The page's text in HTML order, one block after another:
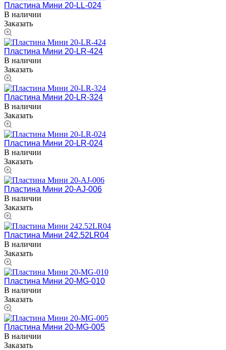
Пластина Мини 20-LL-024
В наличии
Заказать
Пластина Мини 20-LR-424
В наличии
Заказать
Пластина Мини 20-LR-324
В наличии
Заказать
Пластина Мини 20-LR-024
В наличии
Заказать
Пластина Мини 20-AJ-006
В наличии
Заказать
Пластина Мини 242.52LR04
В наличии
Заказать
Пластина Мини 20-MG-010
В наличии
Заказать
Пластина Мини 20-MG-005
В наличии
Заказать